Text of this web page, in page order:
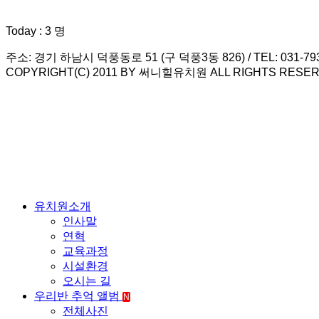
Today : 3 명
주소: 경기 하남시 덕풍동로 51 (구 덕풍3동 826) / TEL: 031-
COPYRIGHT(C) 2011 BY 써니힐유치원 ALL RIGHTS
유치원소개
인사말
연혁
교육과정
시설환경
오시는 길
우리반 추억 앨범
N
전체사진